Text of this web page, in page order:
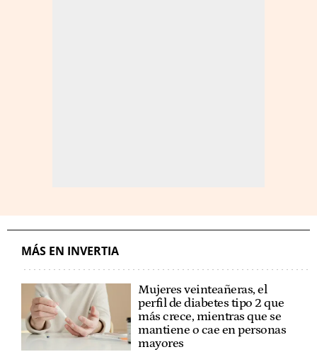
MÁS EN INVERTIA
Mujeres veinteañeras, el
perfil de diabetes tipo 2 que
más crece, mientras que se
mantiene o cae en personas
mayores